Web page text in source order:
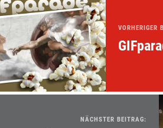
VORHERIGER
NÄCHSTER BEITRAG: